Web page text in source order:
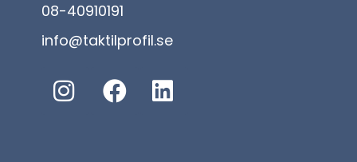
08-40910191
info@taktilprofil.se